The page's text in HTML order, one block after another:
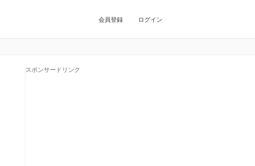
会員登録 ログイン
スポンサードリンク